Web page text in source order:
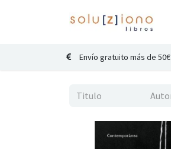
Envío gratuito más de 50€